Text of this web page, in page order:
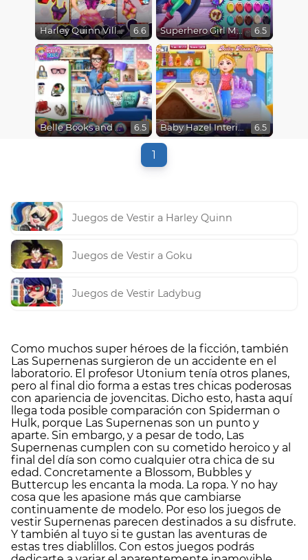
Harley Quinn Villain Princess 6.6 Superhero Girl Maker 6.5
Belle Books and Fashion 6.5 Baby Hazel Interior Dressup 6.5
1
Juegos de Vestir a Harley Quinn
Juegos de Vestir a Goku
Juegos de Vestir Ladybug
Como muchos super héroes de la ficción, también
Las Supernenas surgieron de un accidente en el
laboratorio. El profesor Utonium tenía otros planes,
pero al final dio forma a estas tres chicas poderosas
con apariencia de jovencitas. Dicho esto, hasta aquí
llega toda posible comparación con Spiderman o
Hulk, porque Las Supernenas son un punto y
aparte. Sin embargo, y a pesar de todo, Las
Supernenas cumplen con su cometido heroico y al
final del día son como cualquier otra chica de su
edad. Concretamente a Blossom, Bubbles y
Buttercup les encanta la moda. La ropa. Y no hay
cosa que les apasione más que cambiarse
continuamente de modelo. Por eso los juegos de
vestir Supernenas parecen destinados a su disfrute.
Y también al tuyo si te gustan las aventuras de
estas tres diablillos. Con estos juegos podrás